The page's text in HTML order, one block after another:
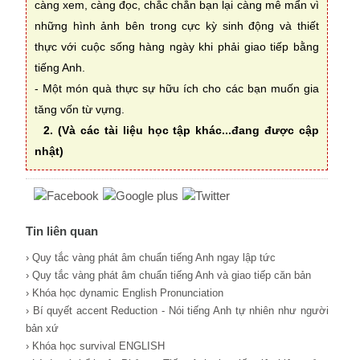
càng xem, càng đọc, chắc chắn bạn lại càng mê mẩn vì
những hình ảnh bên trong cực kỳ sinh động và thiết
thực với cuộc sống hàng ngày khi phải giao tiếp bằng
tiếng Anh.
- Một món quà thực sự hữu ích cho các bạn muốn gia
tăng vốn từ vựng.
2. (Và các tài liệu học tập khác...đang được cập
nhật)
Tin liên quan
› Quy tắc vàng phát âm chuẩn tiếng Anh ngay lập tức
› Quy tắc vàng phát âm chuẩn tiếng Anh và giao tiếp căn bản
› Khóa học dynamic English Pronunciation
› Bí quyết accent Reduction - Nói tiếng Anh tự nhiên như người
bản xứ
› Khóa học survival ENGLISH